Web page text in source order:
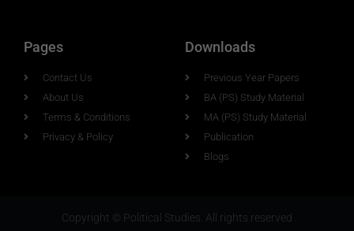
Pages
Contact Us
About Us
Terms & Conditions
Privacy & Policy
Downloads
Previous Year Papers
BA (PS) Study Material
MA (PS) Study Material
Publication
Blogs
Copyright © Political Studies. All rights reserved